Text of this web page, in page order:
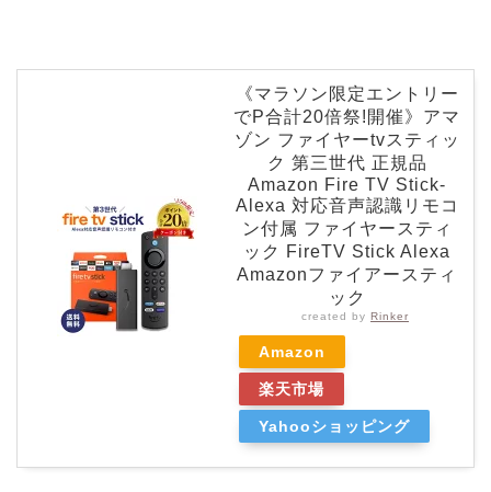
《マラソン限定エントリー
でP合計20倍祭!開催》アマ
ゾン ファイヤーtvスティッ
ク 第三世代 正規品
Amazon Fire TV Stick-
Alexa 対応音声認識リモコ
ン付属 ファイヤースティ
ック FireTV Stick Alexa
Amazonファイアースティ
ック
created by Rinker
Amazon
楽天市場
Yahooショッピング